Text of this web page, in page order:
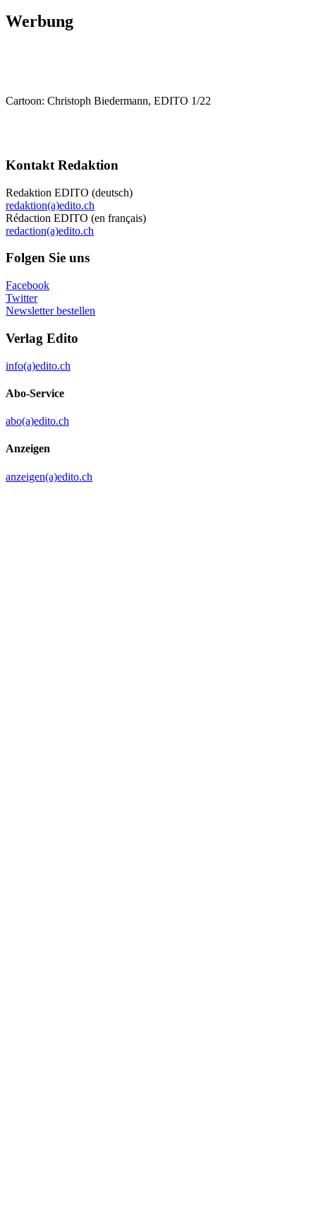
Werbung
Cartoon: Christoph Biedermann, EDITO 1/22
Kontakt Redaktion
Redaktion EDITO (deutsch)
redaktion(a)edito.ch
Rédaction EDITO (en français)
redaction(a)edito.ch
Folgen Sie uns
Facebook
Twitter
Newsletter bestellen
Verlag Edito
info(a)edito.ch
Abo-Service
abo(a)edito.ch
Anzeigen
anzeigen(a)edito.ch